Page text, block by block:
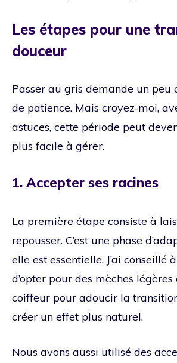
Les étapes pour une
douceur
Passer au gris demande un peu
de patience. Mais croyez-moi,
astuces, cette période peut
plus facile à gérer.
1. Accepter ses racines
La première étape consiste à
repousser. C’est une phase
elle est essentielle. J’ai conseillé
d’opter pour des mèches légères
coiffeur pour adoucir la
créer un effet plus naturel.
Nous avons aussi utilisé des